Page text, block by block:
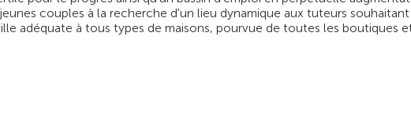
couples à la recherche d'un lieu dynamique aux tuteurs
adéquate à tous types de maisons, pourvue de toutes les boutiques